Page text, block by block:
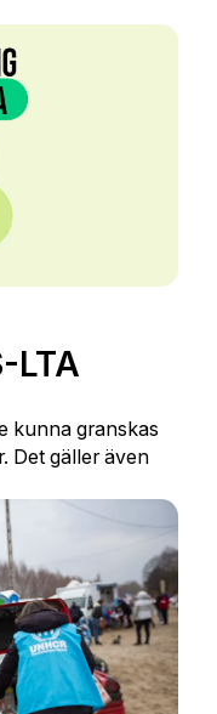
LTA
kunna granskas
Det gäller även